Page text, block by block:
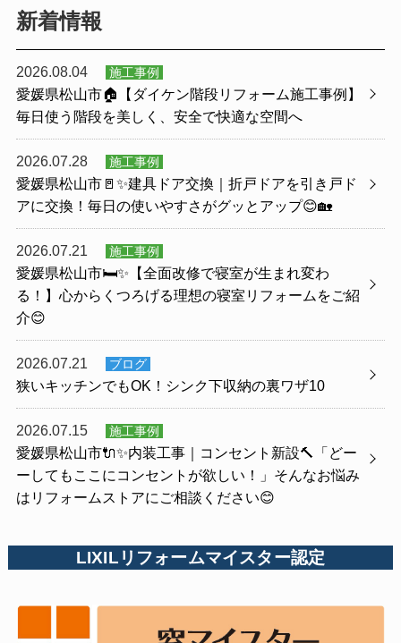
新着情報
2026.08.04 施工事例
愛媛県松山市🏠【ダイケン階段リフォーム施工事例】
毎日使う階段を美しく、安全で快適な空間へ
2026.07.28 施工事例
愛媛県松山市🚪✨建具ドア交換｜折戸ドアを引き戸ド
アに交換！毎日の使いやすさがグッとアップ😊🏡
2026.07.21 施工事例
愛媛県松山市🛏️✨【全面改修で寝室が生まれ変わ
る！】心からくつろげる理想の寝室リフォームをご紹
介😊
2026.07.21 ブログ
狭いキッチンでもOK！シンク下収納の裏ワザ10
2026.07.15 施工事例
愛媛県松山市🔌✨内装工事｜コンセント新設🔨「どー
ーしてもここにコンセントが欲しい！」そんなお悩み
はリフォームストアにご相談ください😊
LIXILリフォームマイスター認定